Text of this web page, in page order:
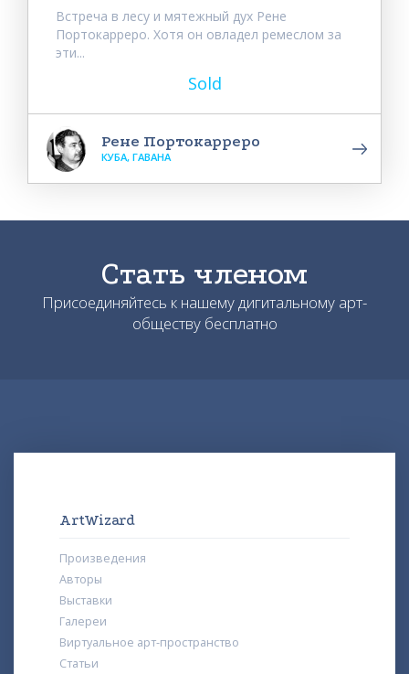
Встреча в лесу и мятежный дух Рене
Портокарреро. Хотя он овладел ремеслом за
эти...
Sold
Рене Портокарреро
КУБА, ГАВАНА
Стать членом
Присоединяйтесь к нашему дигитальному арт-
обществу бесплатно
ArtWizard
Произведения
Авторы
Выставки
Галереи
Виртуальное арт-пространство
Статьи